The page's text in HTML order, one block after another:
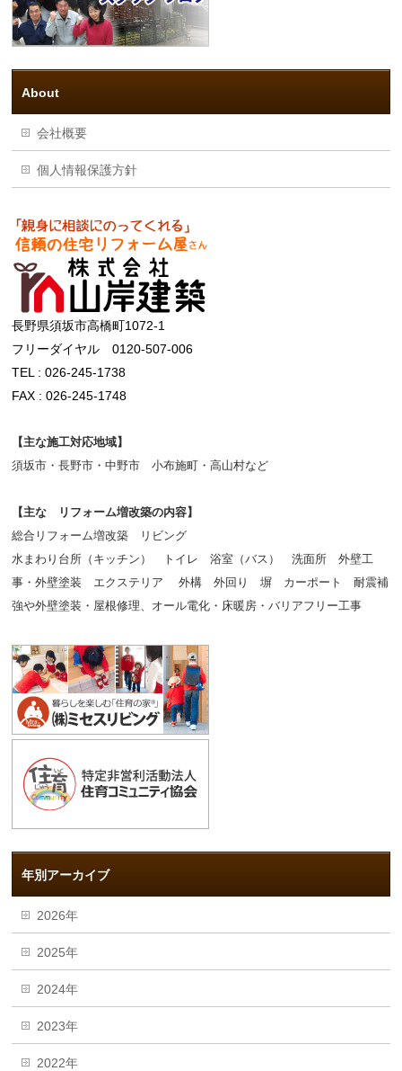
About
会社概要
個人情報保護方針
長野県須坂市高橋町1072-1
フリーダイヤル 0120-507-006
TEL : 026-245-1738
FAX : 026-245-1748
【主な施工対応地域】
須坂市・長野市・中野市 小布施町・高山村など
【主な リフォーム増改築の内容】
総合リフォーム増改築 リビング
水まわり台所（キッチン） トイレ 浴室（バス） 洗面所 外壁工
事・外壁塗装 エクステリア 外構 外回り 塀 カーポート 耐震補
強や外壁塗装・屋根修理、オール電化・床暖房・バリアフリー工事
年別アーカイブ
2026年
2025年
2024年
2023年
2022年